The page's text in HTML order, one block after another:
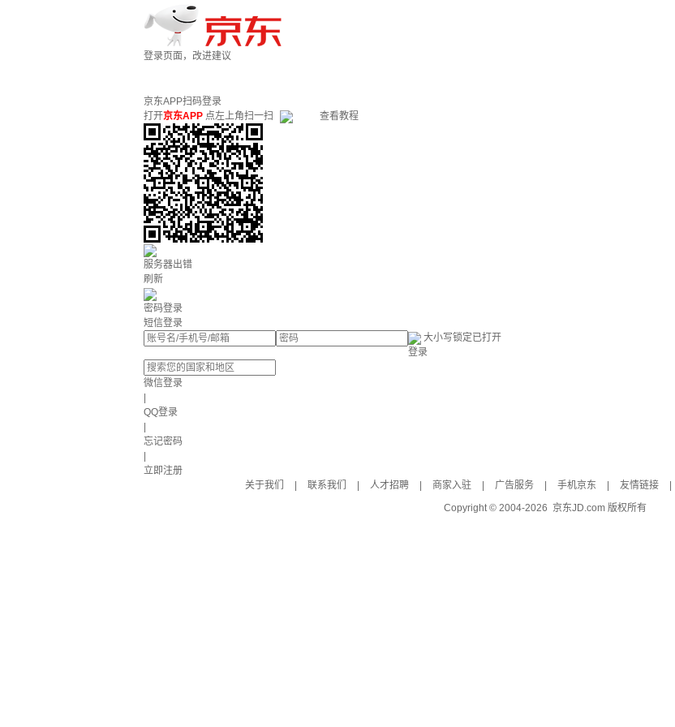
登录页面，改进建议
京东APP扫码登录
打开京东APP 点左上角扫一扫 查看教程
服务器出错
刷新
密码登录
短信登录
大小写锁定已打开
登录
微信登录
QQ登录
忘记密码
立即注册
关于我们
联系我们 人才招聘 商家入驻 广告服务 手机京东 友情链接
Copyright © 2004-2026 京东JD.com 版权所有